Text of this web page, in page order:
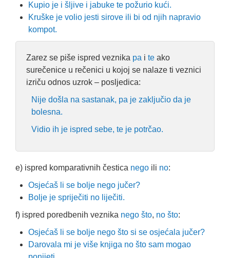
Kupio je i šljive i jabuke te požurio kući.
Kruške je volio jesti sirove ili bi od njih napravio
kompot.
Zarez se piše ispred veznika pa i te ako
surečenice u rečenici u kojoj se nalaze ti veznici
izriču odnos uzrok – posljedica:
Nije došla na sastanak, pa je zaključio da je
bolesna.
Vidio ih je ispred sebe, te je potrčao.
e) ispred komparativnih čestica nego ili no:
Osjećaš li se bolje nego jučer?
Bolje je spriječiti no liječiti.
f) ispred poredbenih veznika nego što, no što:
Osjećaš li se bolje nego što si se osjećala jučer?
Darovala mi je više knjiga no što sam mogao